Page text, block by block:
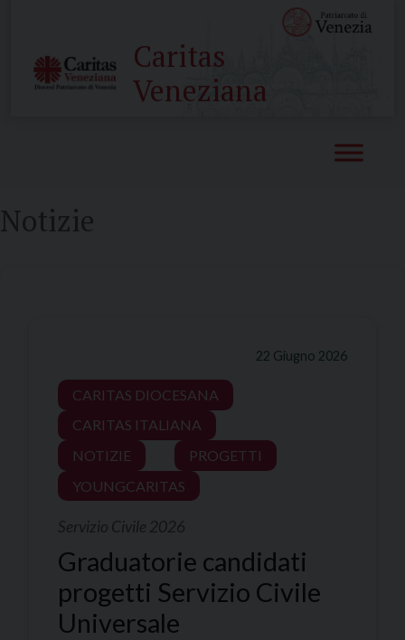
content
Caritas
Veneziana
Notizie
22 Giugno 2026
CARITAS DIOCESANA
CARITAS ITALIANA
NOTIZIE
PROGETTI
YOUNGCARITAS
Servizio Civile 2026
Graduatorie candidati
progetti Servizio Civile
Universale